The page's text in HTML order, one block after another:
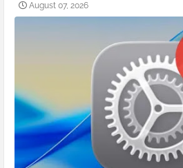
August 07, 2026